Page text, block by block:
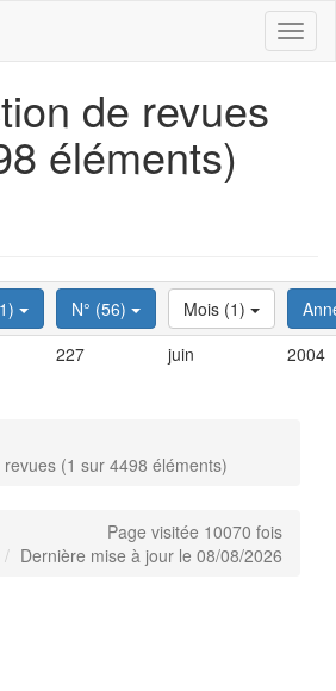
de revues
éléments)
N° (56) Mois (1)
227 juin 2004
(1 sur 4498 éléments)
Page visitée 10070 fois
Dernière mise à jour le 08/08/2026